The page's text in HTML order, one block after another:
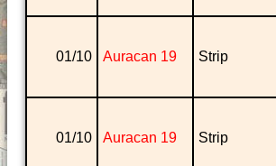
01/10 Auracan 19 Strip
01/10 Auracan 19 Strip